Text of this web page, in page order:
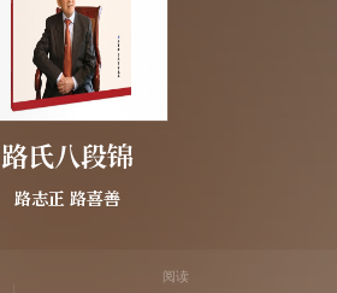
路氏八段锦
路志正 路喜善
阅读